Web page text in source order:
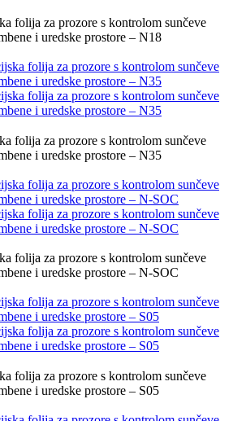
folija za prozore s kontrolom sunčeve
i uredske prostore – N18
folija za prozore s kontrolom sunčeve
i uredske prostore – N35
folija za prozore s kontrolom sunčeve
i uredske prostore – N-SOC
folija za prozore s kontrolom sunčeve
i uredske prostore – S05